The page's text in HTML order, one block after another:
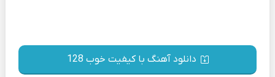
دانلود آهنگ با کیفیت خوب 128